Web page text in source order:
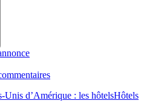
Unis d’Amérique : les hôtelsHôtels